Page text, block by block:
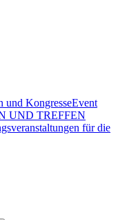
und KongresseEvent
UND TREFFEN
für die